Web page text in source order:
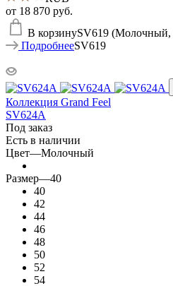
от 18 870 руб.
В корзинуSV619 (Молочный,
ПодробнееSV619
Коллекция Grand Feel
SV624A
Под заказ
Есть в наличии
Цвет—Молочный
Размер—40
40
42
44
46
48
50
52
54